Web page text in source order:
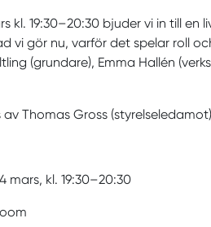
kl. 19:30–20:30 bjuder vi in till
vi gör nu, varför det spelar roll
(grundare), Emma Hallén
Thomas Gross
mars, kl. 19:30–20:30